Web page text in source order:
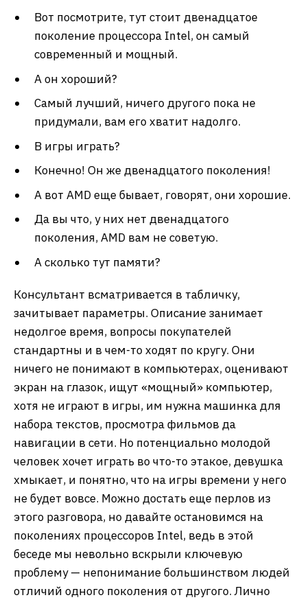
Вот посмотрите, тут стоит двенадцатое
поколение процессора Intel, он самый
современный и мощный.
А он хороший?
Самый лучший, ничего другого пока не
придумали, вам его хватит надолго.
В игры играть?
Конечно! Он же двенадцатого поколения!
А вот AMD еще бывает, говорят, они хорошие.
Да вы что, у них нет двенадцатого
поколения, AMD вам не советую.
А сколько тут памяти?
Консультант всматривается в табличку,
зачитывает параметры. Описание занимает
недолгое время, вопросы покупателей
стандартны и в чем-то ходят по кругу. Они
ничего не понимают в компьютерах, оценивают
экран на глазок, ищут «мощный» компьютер,
хотя не играют в игры, им нужна машинка для
набора текстов, просмотра фильмов да
навигации в сети. Но потенциально молодой
человек хочет играть во что-то этакое, девушка
хмыкает, и понятно, что на игры времени у него
не будет вовсе. Можно достать еще перлов из
этого разговора, но давайте остановимся на
поколениях процессоров Intel, ведь в этой
беседе мы невольно вскрыли ключевую
проблему — непонимание большинством людей
отличий одного поколения от другого. Лично